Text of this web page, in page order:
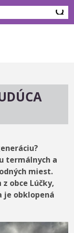
termálnych a
miest.
obce Lúčky,
je obklopená